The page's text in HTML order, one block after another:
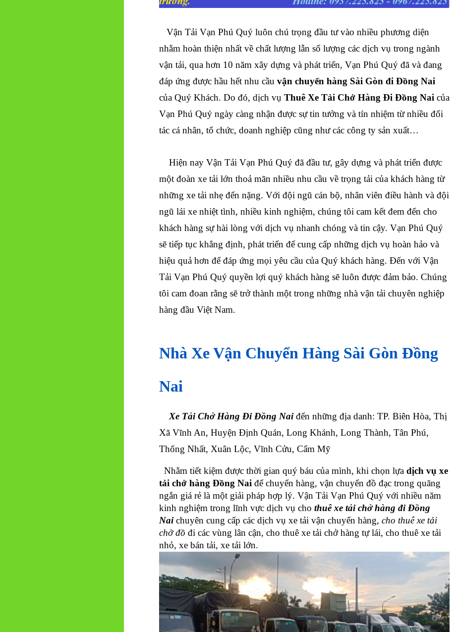
Vận Tải Vạn Phú Quý luôn chú trọng đầu tư vào nhiều phương diện
nhằm hoàn thiện nhất về chất lượng lẫn số lượng các dịch vụ trong ngành
vận tải, qua hơn 10 năm xây dựng và phát triển, Vạn Phú Quý đã và đang
đáp ứng được hầu hết nhu cầu vận chuyển hàng Sài Gòn đi Đồng Nai
của Quý Khách. Do đó, dịch vụ Thuê Xe Tải Chở Hàng Đi Đồng Nai của
Vạn Phú Quý ngày càng nhận được sự tin tưởng và tín nhiệm từ nhiều đối
tác cá nhân, tổ chức, doanh nghiệp cũng như các công ty sản xuất…
Hiện nay Vận Tải Vạn Phú Quý đã đầu tư, gây dựng và phát triển được
một đoàn xe tải lớn thoả mãn nhiều nhu cầu về trọng tải của khách hàng từ
những xe tải nhẹ đến nặng. Với đội ngũ cán bộ, nhân viên điều hành và đội
ngũ lái xe nhiệt tình, nhiều kinh nghiệm, chúng tôi cam kết đem đến cho
khách hàng sự hài lòng với dịch vụ nhanh chóng và tin cậy. Vạn Phú Quý
sẽ tiếp tục khẳng định, phát triển để cung cấp những dịch vụ hoàn hảo và
hiệu quả hơn để đáp ứng mọi yêu cầu của Quý khách hàng. Đến với Vận
Tải Vạn Phú Quý quyền lợi quý khách hàng sẽ luôn được đảm bảo. Chúng
tôi cam đoan rằng sẽ trở thành một trong những nhà vận tải chuyên nghiệp
hàng đầu Việt Nam.
Nhà Xe Vận Chuyển Hàng Sài Gòn Đồng
Nai
Xe Tải Chở Hàng ĐiĐồng Nai đến những địa danh: TP. Biên Hòa, Thị
Xã Vĩnh An, Huyện Định Quán, Long Khánh, Long Thành, Tân Phú,
Thống Nhất, Xuân Lộc, Vĩnh Cửu, Cẩm Mỹ
Nhằm tiết kiệm được thời gian quý báu của mình, khi chọn lựa dịch vụ xe
tải chở hàng Đồng Nai để chuyển hàng, vận chuyển đồ đạc trong quãng
ngắn giá rẻ là một giải pháp hợp lý. Vận Tải Vạn Phú Quý với nhiều năm
kinh nghiệm trong lĩnh vực dịch vụ cho thuê xe tải chở hàng điĐồng
Naichuyên cung cấp các dịch vụ xe tải vận chuyển hàng, cho thuê xe tải
chở đồ đi các vùng lân cận, cho thuê xe tải chở hàng tự lái, cho thuê xe tải
nhỏ, xe bán tải, xe tải lớn.